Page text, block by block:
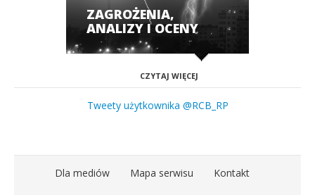
ZAGROŻENIA,
ANALIZY I OCENY
CZYTAJ WIĘCEJ
Tweety użytkownika @RCB_RP
Dla mediów Mapa serwisu Kontakt